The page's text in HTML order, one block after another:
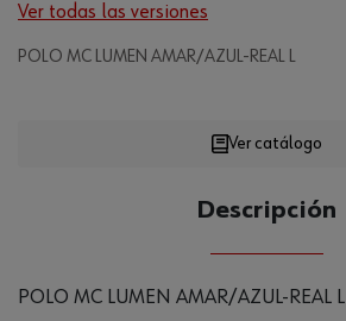
Ver todas las versiones
POLO MC LUMEN AMAR/AZUL-REAL L
Loading...
Ver catálogo
Descripción
POLO MC LUMEN AMAR/AZUL-REAL L